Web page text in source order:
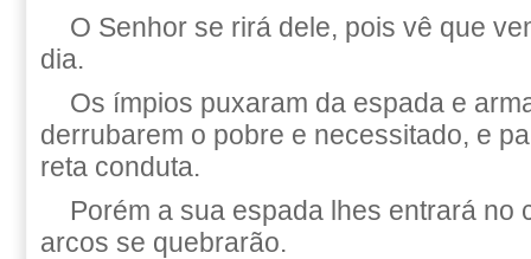
O Senhor se rirá dele, pois vê que
dia.
Os ímpios puxaram da espada e
derrubarem o pobre e necessitado, e
reta conduta.
Porém a sua espada lhes entrará no
arcos se quebrarão.